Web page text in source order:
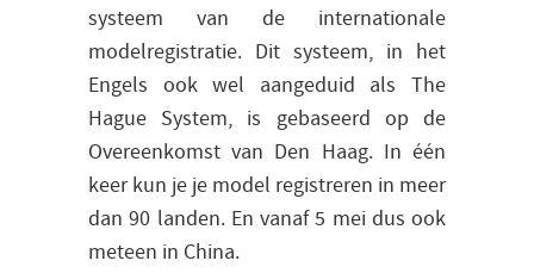
systeem van de internationale
modelregistratie. Dit systeem, in het
Engels ook wel aangeduid als The
Hague System, is gebaseerd op de
Overeenkomst van Den Haag. In één
keer kun je je model registreren in meer
dan 90 landen. En vanaf 5 mei dus ook
meteen in China.